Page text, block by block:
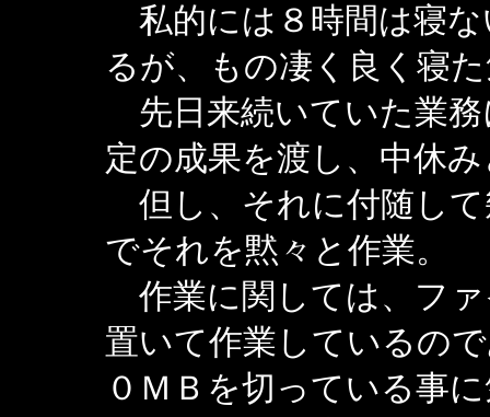
私的には８時間は寝な
るが、もの凄く良く寝
先日来続いていた業務
定の成果を渡し、中休
但し、それに付随し
でそれを黙々と作業。
作業に関しては、フ
置いて作業しているの
０ＭＢを切っている事